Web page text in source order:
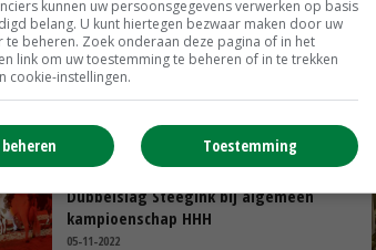
Dubbelslag Steegink bij algemeen
kampioenschap HHH
05-11-2022
kunnen uw persoonsgegevens verwerken op basis
belang. U kunt hiertegen bezwaar maken door uw
beheren. Zoek onderaan deze pagina of in het
link om uw toestemming te beheren of in te trekken
cookie-instellingen.
Toestemming